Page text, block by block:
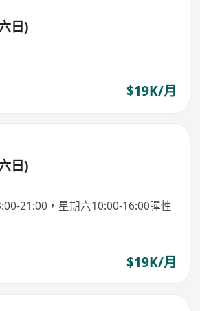
日)
$19K/月
日)
21:00，星期六10:00-16:00彈性
$19K/月